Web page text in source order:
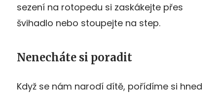
sezení na rotopedu si zaskákejte přes
švihadlo nebo stoupejte na step.
Nenecháte si poradit
Když se nám narodí dítě, pořídíme si hned